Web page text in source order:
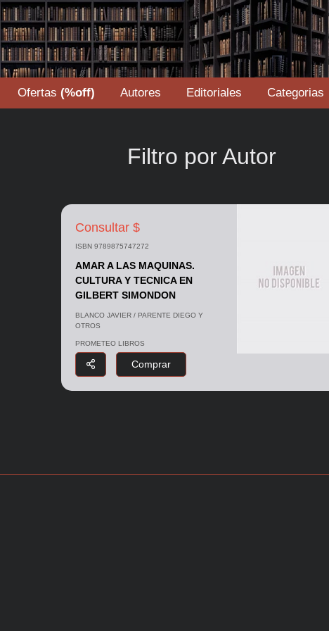
Ofertas (%off) Autores Editoriales Categorias
Filtro por Autor
Consultar $
ISBN 9789875747272
AMAR A LAS MAQUINAS.
CULTURA Y TECNICA EN
GILBERT SIMONDON
BLANCO JAVIER / PARENTE DIEGO Y
OTROS
PROMETEO LIBROS
Comprar